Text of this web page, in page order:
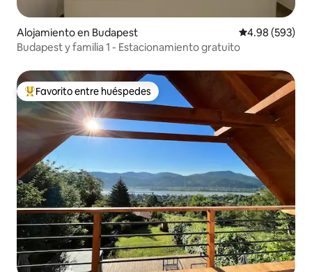
Alojamiento en Budapest Calificación
4.98 (593)
Budapest y familia 1 - Estacionamiento gratuito
Favorito entre huéspedes preferido
Favorito entre huéspedes